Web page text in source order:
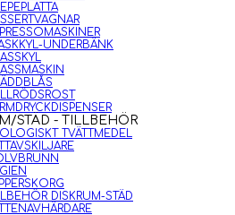
UNDERBÄNK
STÄD - TILLBEHÖR
TVÄTTMEDEL
DISKRUM-STÄD